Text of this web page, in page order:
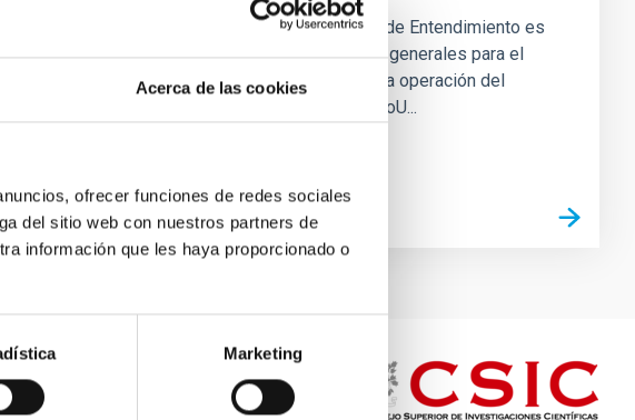
Acerca de las cookies
ofrecer funciones de redes sociales
del sitio web con nuestros partners de
información que les haya proporcionado o
Marketing
El objeto del Memorando de Entendimiento es
establecer las directrices generales para el
diseño, la construcción y la operación del
instrumento LPQI. Este MoU...